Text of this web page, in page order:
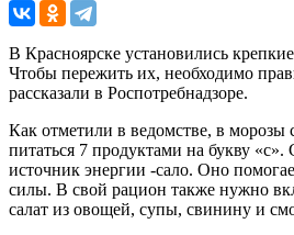
В Красноярске установились
Чтобы пережить их, необходимо
рассказали в Роспотребнадзоре.
Как отметили в ведомстве, в
питаться 7 продуктами на букву
источник энергии -сало. Оно
силы. В свой рацион также нужно
салат из овощей, супы, свинину и